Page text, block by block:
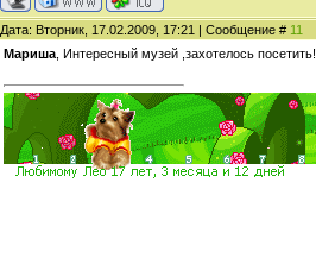
Дата: Вторник, 17.02.2009, 17:21 | Сообщение # 11
Мариша , Интересный музей ,захотелось посетить!